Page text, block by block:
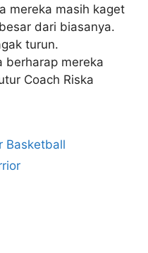
mereka masih kaget
dari biasanya.
turun.
berharap mereka
Coach Riska
Basketball